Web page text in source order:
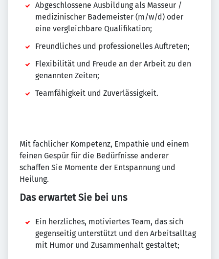
Abgeschlossene Ausbildung als Masseur /
medizinischer Bademeister (m/w/d) oder
eine vergleichbare Qualifikation;
Freundliches und professionelles Auftreten;
Flexibilität und Freude an der Arbeit zu den
genannten Zeiten;
Teamfähigkeit und Zuverlässigkeit.
Mit fachlicher Kompetenz, Empathie und einem
feinen Gespür für die Bedürfnisse anderer
schaffen Sie Momente der Entspannung und
Heilung.
Das erwartet Sie bei uns
Ein herzliches, motiviertes Team, das sich
gegenseitig unterstützt und den Arbeitsalltag
mit Humor und Zusammenhalt gestaltet;